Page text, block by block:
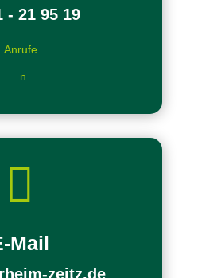
- 21 95 19
Anrufe
n

Mail
zeitz.de